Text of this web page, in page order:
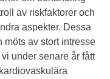
av riskfaktorer och
aspekter. Dessa
möts av stort intresse
under senare år fått